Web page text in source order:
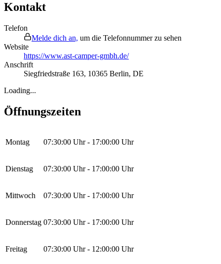
Kontakt
Telefon
Melde dich an, um die Telefonnummer zu sehen
Website
https://www.ast-camper-gmbh.de/
Anschrift
Siegfriedstraße 163, 10365 Berlin, DE
Loading...
Öffnungszeiten
Montag 07:30:00 Uhr - 17:00:00 Uhr
Dienstag 07:30:00 Uhr - 17:00:00 Uhr
Mittwoch 07:30:00 Uhr - 17:00:00 Uhr
Donnerstag 07:30:00 Uhr - 17:00:00 Uhr
Freitag 07:30:00 Uhr - 12:00:00 Uhr